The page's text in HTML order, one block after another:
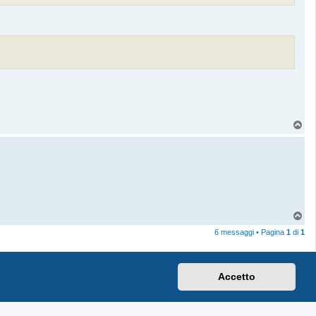
Accetto
6 messaggi • Pagina 1 di 1